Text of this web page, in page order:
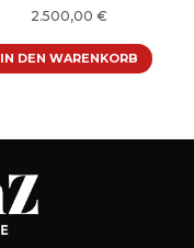
2.500,00 €
IN DEN WARENKORB